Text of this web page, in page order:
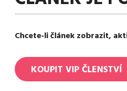
Chcete-li článek zobrazit,
KOUPIT VIP ČLENSTVÍ